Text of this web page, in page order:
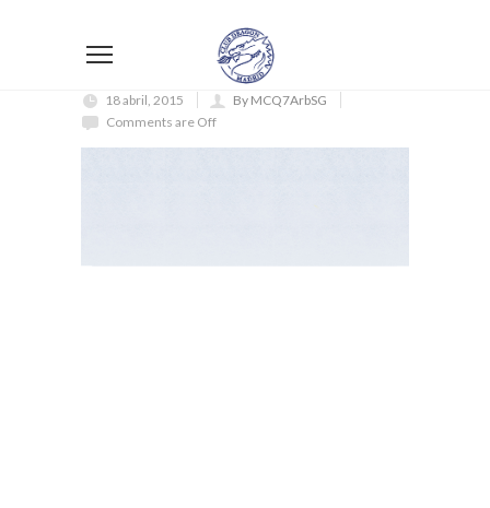
18 abril, 2015
By MCQ7ArbSG
Comments are Off